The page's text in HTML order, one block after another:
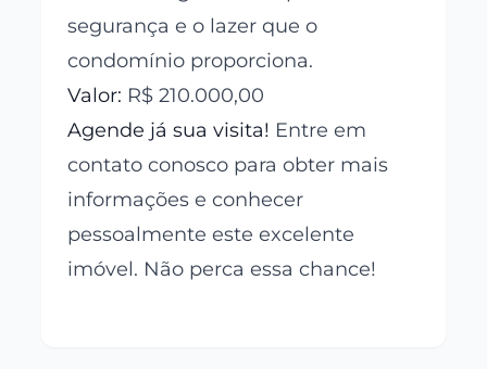
segurança e o lazer que o
condomínio proporciona.
Valor: R$ 210.000,00
Agende já sua visita! Entre em
contato conosco para obter mais
informações e conhecer
pessoalmente este excelente
imóvel. Não perca essa chance!